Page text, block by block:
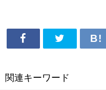
関連キーワード